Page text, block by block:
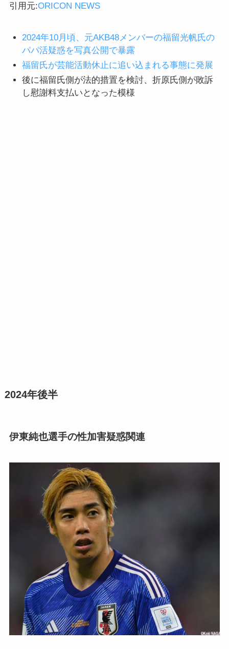
引用元:ORICON NEWS
2024年10月頃、元AKB48メンバーの福留光帆氏の
パパ活疑惑を写真公開で暴露
福留氏が芸能活動休止に追い込まれる事態に発展
後に福留氏側が法的措置を検討、折原氏側が敗訴
し慰謝料支払いとなった模様
2024年後半
伊東純也選手の性加害疑惑関連